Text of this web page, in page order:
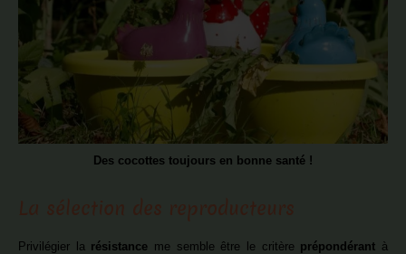
Des cocottes toujours en bonne santé !
Privilégier la résistance me semble être le critère prépondérant à